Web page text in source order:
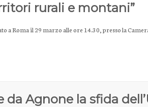
rurali e montani”
a Roma il 29 marzo alle ore 14.30, presso la
da Agnone la sfida